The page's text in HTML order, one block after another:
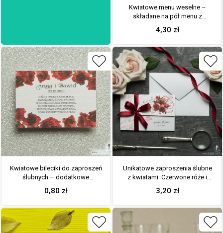
Kwiatowe menu weselne –
składane na pół menu z
kwiatami róży oraz czerwoną
wstążką
4,30 zł
Kwiatowe bileciki do zaproszeń
ślubnych – dodatkowe
karteczki władane do
zaproszeń z kwiatami róży
0,80 zł
Unikatowe zaproszenia ślubne
z kwiatami. Czerwone róże i
wstążka w bordowym kolorze.
ZAP-93-06
3,20 zł